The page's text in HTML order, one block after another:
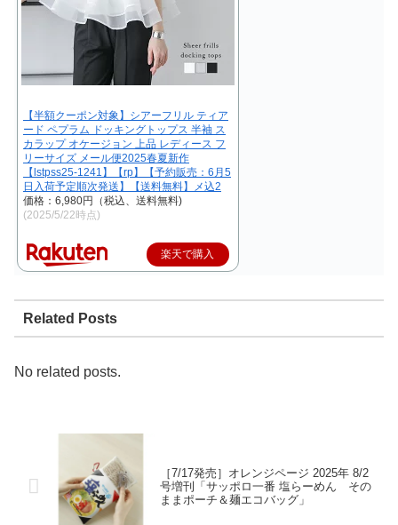
【半額クーポン対象】シアーフリル ティア
ード ペプラム ドッキングトップス 半袖 ス
カラップ オケージョン 上品 レディース フ
リーサイズ メール便2025春夏新作
【lstpss25-1241】【rp】【予約販売：6月5
日入荷予定順次発送】【送料無料】メ込2
価格：6,980円（税込、送料無料)
(2025/5/22時点)
楽天で購入
Related Posts
No related posts.
［7/17発売］オレンジページ 2025年 8/2
号増刊「サッポロ一番 塩らーめん その
ままポーチ＆麺エコバッグ」